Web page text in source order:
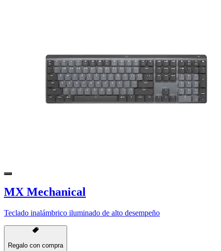
MX Mechanical
Teclado inalámbrico iluminado de alto desempeño
Regalo con compra